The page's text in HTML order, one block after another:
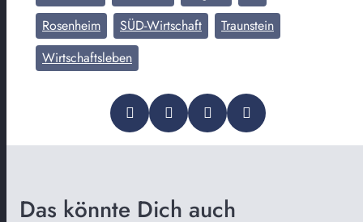
Rosenheim
SÜD-Wirtschaft
Traunstein
Wirtschaftsleben
Das könnte Dich auch